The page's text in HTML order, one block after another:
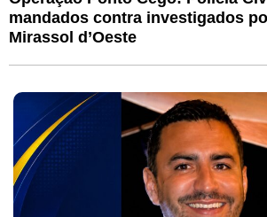
mandados contra investigados
Mirassol d’Oeste